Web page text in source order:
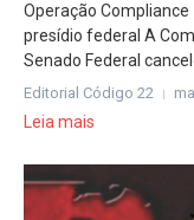
Operação
presídio federal A
Senado Federal
Editorial Código 22
Leia mais